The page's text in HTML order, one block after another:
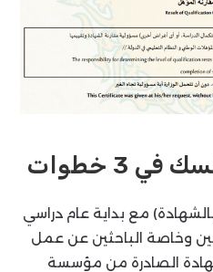
3 خطوات
مع بداية عام دراسي
وخاصة الباحثين عن عمل
الصادرة من مؤسسة